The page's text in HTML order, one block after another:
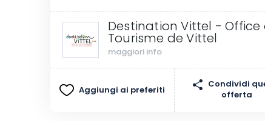
Destination Vittel - Office
Tourisme de Vittel
maggiori info
Aggiungi ai preferiti
Condividi
offerta